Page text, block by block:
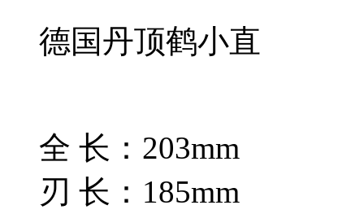
德国丹顶鹤小直
全 长：203mm
刃 长：185mm